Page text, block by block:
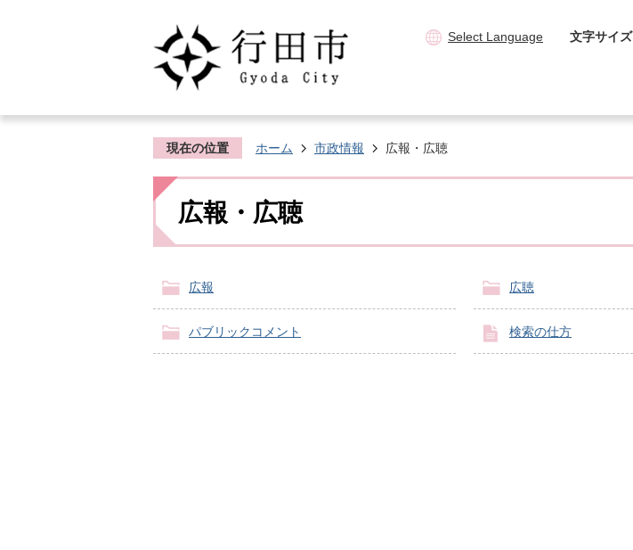
Select Language 文字サイズ
現在の位置 ホーム 市政情報 広報・広聴
広報・広聴
広報 広聴
パブリックコメント 検索の仕方